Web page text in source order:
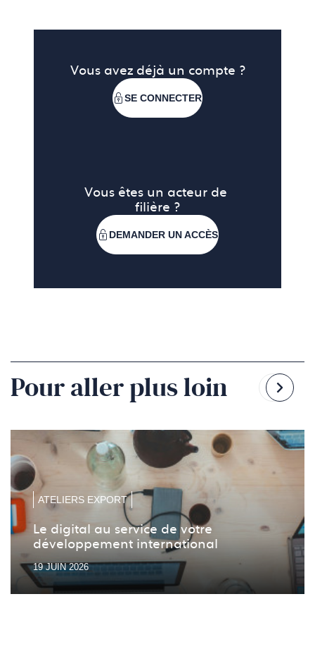
Vous avez déjà un compte ?
SE CONNECTER
Vous êtes un acteur de
filière ?
DEMANDER UN ACCÈS
Pour aller plus loin
lala
ATELIERS EXPORT
Le digital au service de votre
développement international
19 JUIN 2026